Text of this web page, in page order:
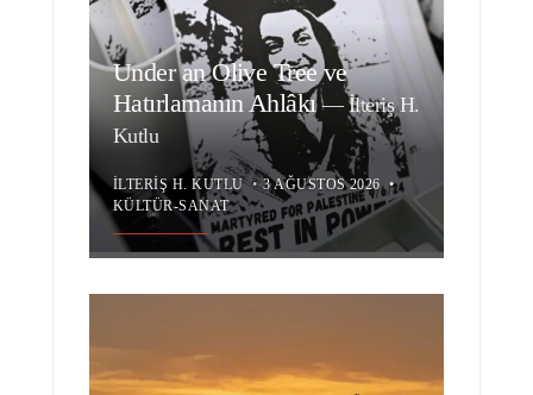
Under an Olive Tree ve
Hatırlamanın Ahlâkı— İlteriş H.
Kutlu
İLTERIŞ H. KUTLU • 3 AĞUSTOS 2026 •
KÜLTÜR-SANAT